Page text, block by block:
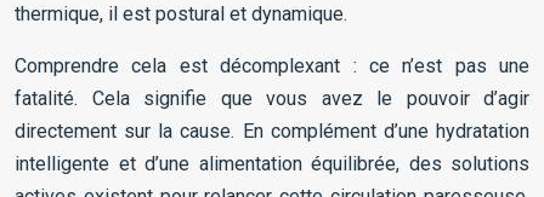
thermique, il est postural et dynamique.
Comprendre cela est décomplexant : ce n’est pas une
fatalité. Cela signifie que vous avez le pouvoir d’agir
directement sur la cause. En complément d’une hydratation
intelligente et d’une alimentation équilibrée, des solutions